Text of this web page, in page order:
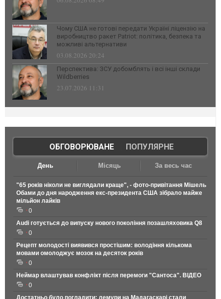
Чому США не готові передати Україні ліцензію на
виробництво ракет Patriot: політика, безпека та
можливі альтернативи
03.08.2026 20:24
Перспектива: ЗСУ добомблять і всі інші склади
Wildberries
23.07.2026 11:31
ОБГОВОРЮВАНЕ| ПОПУЛЯРНЕ
День Місяць За весь час
"65 років ніколи не виглядали краще", - фото-привітання Мішель
Обами до дня народження екс-президента США зібрало майже
мільйон лайків
0
Audi готується до випуску нового покоління позашляховика Q8
0
Рецепт молодості виявився простішим: володіння кількома
мовами омолоджує мозок на десяток років
0
Неймар влаштував конфлікт після перемоги "Сантоса". ВІДЕО
0